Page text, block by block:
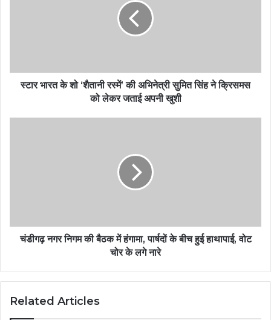
स्टार भारत के शो ‘शैतानी रस्में’ की अभिनेत्री सुमित सिंह ने क्रिसमस
को लेकर जताई अपनी खुशी
चंडीगढ़ नगर निगम की बैठक में हंगामा, पार्षदों के बीच हुई हाथापाई, वोट
चोर के लगे नारे
Related Articles